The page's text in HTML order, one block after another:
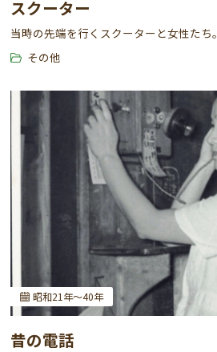
スクーター
当時の先端を行くスクーターと女性たち。
その他
昭和21年～40年
昔の電話